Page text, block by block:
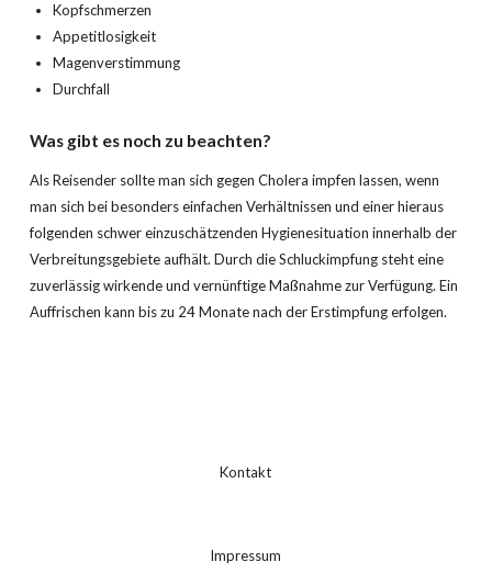
Kopfschmerzen
Appetitlosigkeit
Magenverstimmung
Durchfall
Was gibt es noch zu beachten?
Als Reisender sollte man sich gegen Cholera impfen lassen, wenn
man sich bei besonders einfachen Verhältnissen und einer hieraus
folgenden schwer einzuschätzenden Hygienesituation innerhalb der
Verbreitungsgebiete aufhält. Durch die Schluckimpfung steht eine
zuverlässig wirkende und vernünftige Maßnahme zur Verfügung. Ein
Auffrischen kann bis zu 24 Monate nach der Erstimpfung erfolgen.
Kontakt
Impressum